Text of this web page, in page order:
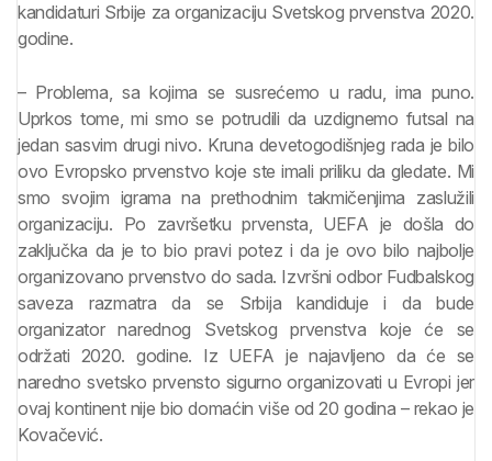
kandidaturi Srbije za organizaciju Svetskog prvenstva 2020.
godine.
– Problema, sa kojima se susrećemo u radu, ima puno.
Uprkos tome, mi smo se potrudili da uzdignemo futsal na
jedan sasvim drugi nivo. Kruna devetogodišnjeg rada je bilo
ovo Evropsko prvenstvo koje ste imali priliku da gledate. Mi
smo svojim igrama na prethodnim takmičenjima zaslužili
organizaciju. Po završetku prvensta, UEFA je došla do
zaključka da je to bio pravi potez i da je ovo bilo najbolje
organizovano prvenstvo do sada. Izvršni odbor Fudbalskog
saveza razmatra da se Srbija kandiduje i da bude
organizator narednog Svetskog prvenstva koje će se
održati 2020. godine. Iz UEFA je najavljeno da će se
naredno svetsko prvensto sigurno organizovati u Evropi jer
ovaj kontinent nije bio domaćin više od 20 godina – rekao je
Kovačević.